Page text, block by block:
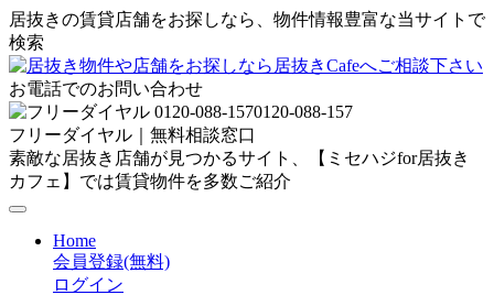
居抜きの賃貸店舗をお探しなら、物件情報豊富な当サイトで
検索
お電話でのお問い合わせ
0120-088-157
フリーダイヤル｜無料相談窓口
素敵な居抜き店舗が見つかるサイト、【ミセハジfor居抜き
カフェ】では賃貸物件を多数ご紹介
Home
会員登録(無料)
ログイン